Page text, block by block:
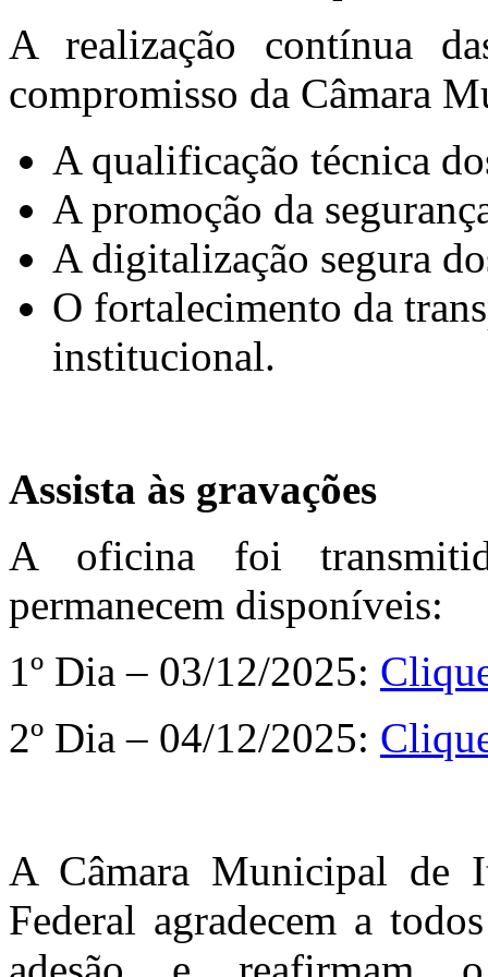
A realização contínua
compromisso da Câmara
A qualificação técnica
A promoção da
A digitalização segura
O fortalecimento da
institucional.
Assista às gravações
A oficina foi
permanecem disponíveis:
1º Dia – 03/12/2025:
2º Dia – 04/12/2025:
A Câmara Municipal de
Federal agradecem a